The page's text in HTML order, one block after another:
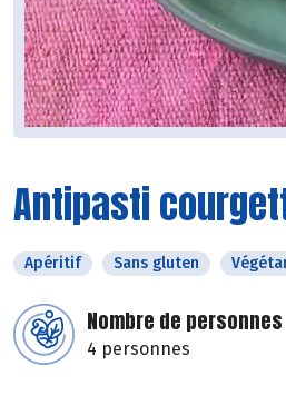
Antipasti
Apéritif Sans gluten
Nombre de personnes
4 personnes